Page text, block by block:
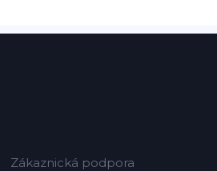
Zákaznická podpora